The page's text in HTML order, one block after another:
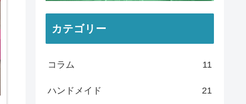
カテゴリー
コラム 11
ハンドメイド 21